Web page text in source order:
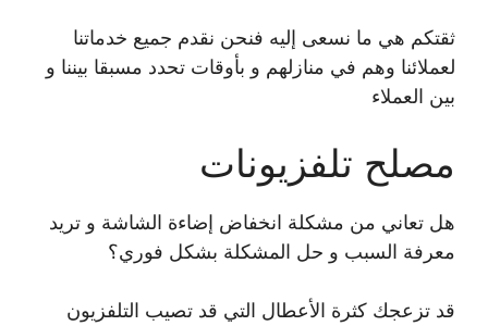
ثقتكم هي ما نسعى إليه فنحن نقدم جميع خدماتنا
لعملائنا وهم في منازلهم و بأوقات تحدد مسبقا بيننا و
بين العملاء
مصلح تلفزيونات
هل تعاني من مشكلة انخفاض إضاءة الشاشة و تريد
معرفة السبب و حل المشكلة بشكل فوري؟
قد تزعجك كثرة الأعطال التي قد تصيب التلفزيون